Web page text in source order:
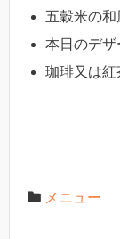
五穀米の和
本日のデザ
珈琲又は紅
メニュー